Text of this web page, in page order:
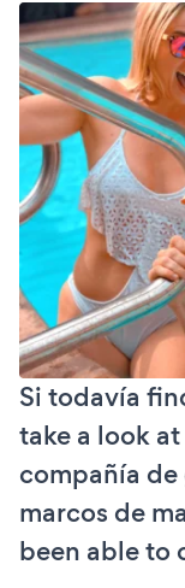
Si todavía
take a look
compañía
marcos de
been able to